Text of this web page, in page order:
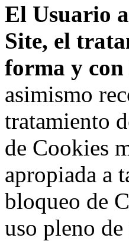
El Usuario
Site, el
forma y con
asimismo
tratamiento
de Cookies
apropiada a
bloqueo de
uso pleno